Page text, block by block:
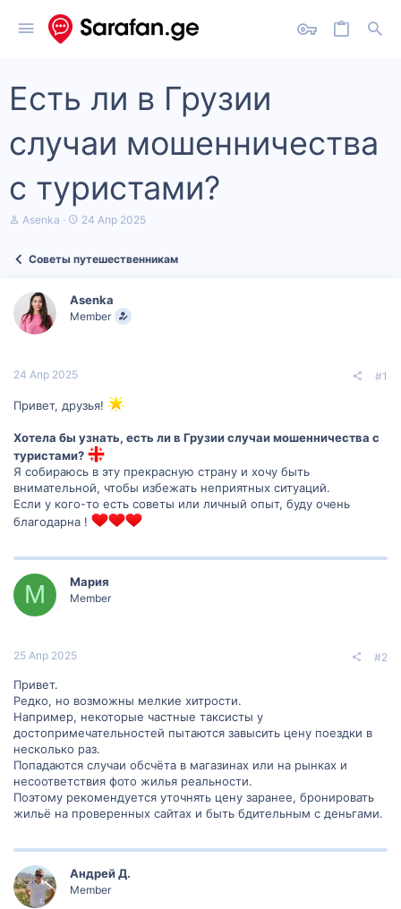
Есть ли в Грузии
случаи мошенничества
с туристами?
А
м
ы
Asenka
Д
а
ч
а
24 Апр 2025
Советы путешественникам
Asenka
Member
24 Апр 2025 #1
Привет, друзья!
Хотела бы узнать, есть ли в Грузии случаи мошенничества с
туристами?
Я собираюсь в эту прекрасную страну и хочу быть
внимательной, чтобы избежать неприятных ситуаций.
Если у кого-то есть советы или личный опыт, буду очень
благодарна !
М Мария
Member
25 Апр 2025 #2
Привет.
Редко, но возможны мелкие хитрости.
Например, некоторые частные таксисты у
достопримечательностей пытаются завысить цену поездки в
несколько раз.
Попадаются случаи обсчёта в магазинах или на рынках и
несоответствия фото жилья реальности.
Поэтому рекомендуется уточнять цену заранее, бронировать
жильё на проверенных сайтах и быть бдительным с деньгами.
Андрей Д.
Member